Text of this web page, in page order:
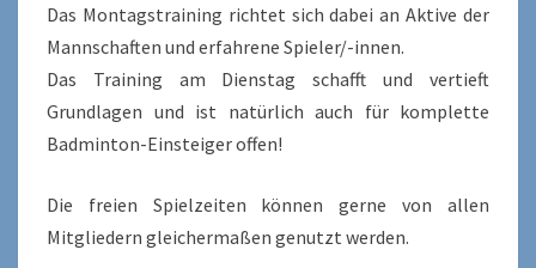
Das Montagstraining richtet sich dabei an Aktive der
Mannschaften und erfahrene Spieler/-innen.
Das Training am Dienstag schafft und vertieft
Grundlagen und ist natürlich auch für komplette
Badminton-Einsteiger offen!
Die freien Spielzeiten können gerne von allen
Mitgliedern gleichermaßen genutzt werden.